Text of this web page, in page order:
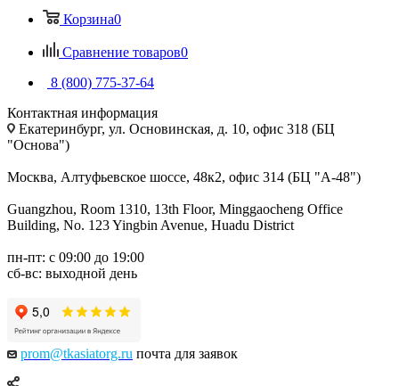
Корзина0
Сравнение товаров0
8 (800) 775-37-64
Контактная информация
Екатеринбург, ул. Основинская, д. 10, офис 318 (БЦ
"Основа")
Москва, Алтуфьевское шоссе, 48к2, офис 314 (БЦ "А-48")
Guangzhou, Room 1310, 13th Floor, Minggaocheng Office
Building, No. 123 Yingbin Avenue, Huadu District
пн-пт: с 09:00 до 19:00
сб-вс: выходной день
prom@tkasiatorg.ru почта для заявок